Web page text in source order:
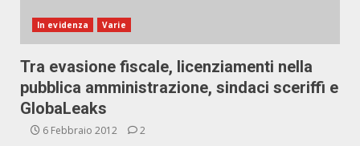
In evidenza Varie
Tra evasione fiscale, licenziamenti nella
pubblica amministrazione, sindaci sceriffi e
GlobaLeaks
6 Febbraio 2012 2